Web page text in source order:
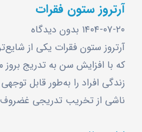
آرتروز ستون فقرات
۱۴۰۴-۰۷-۲۰ بدون دیدگاه
آرتروز ستون فقرات یکی از
که با افزایش سن به تدریج
زندگی افراد را به‌طور قابل
ناشی از تخریب تدریجی